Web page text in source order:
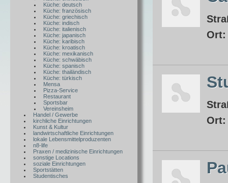
Küche: deutsch
Küche: französisch
Küche: griechisch
Küche: indisch
Küche: italienisch
Küche: japanisch
Küche: karibisch
Küche: kroatisch
Küche: mexikanisch
Küche: schwäbisch
Küche: spanisch
Küche: thailändisch
Küche: türkisch
Mensa
Pizza-Service
Restaurant
Sportsbar
Vereinsheim
Handel / Gewerbe
kirchliche Einrichtungen
Kunst & Kultur
landwirtschaftliche Einrichtungen
lokale Lebensmittelproduzenten
n8-life
Praxen / medizinische Einrichtungen
sonstige Locations
soziale Einrichtungen
Sportstätten
Studentisches